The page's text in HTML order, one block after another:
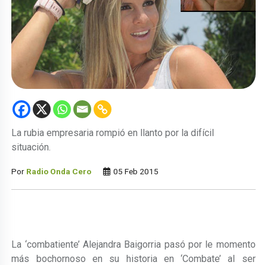
La rubia empresaria rompió en llanto por la difícil
situación.
Por Radio Onda Cero 05 Feb 2015
La ‘combatiente’ Alejandra Baigorria pasó por le momento
más bochornoso en su historia en ‘Combate’ al ser